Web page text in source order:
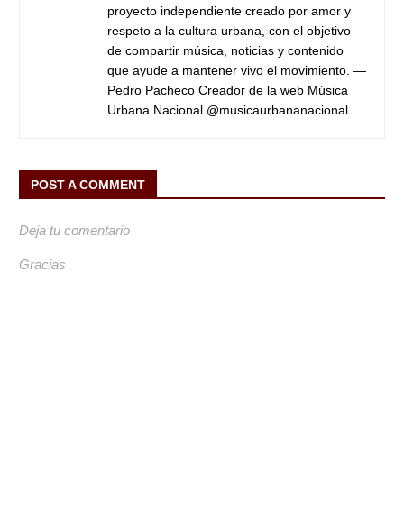
proyecto independiente creado por amor y
respeto a la cultura urbana, con el objetivo
de compartir música, noticias y contenido
que ayude a mantener vivo el movimiento. —
Pedro Pacheco Creador de la web Música
Urbana Nacional @musicaurbananacional
POST A COMMENT
Deja tu comentario
Gracias